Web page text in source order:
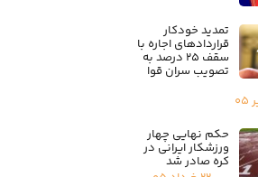
تمدید خودکار
قراردادهای اجاره با
سقف ۲۵ درصد به
تصویب سران قوا
حکم نهایی چهار
ورزشکار ایرانی در
کره صادر شد